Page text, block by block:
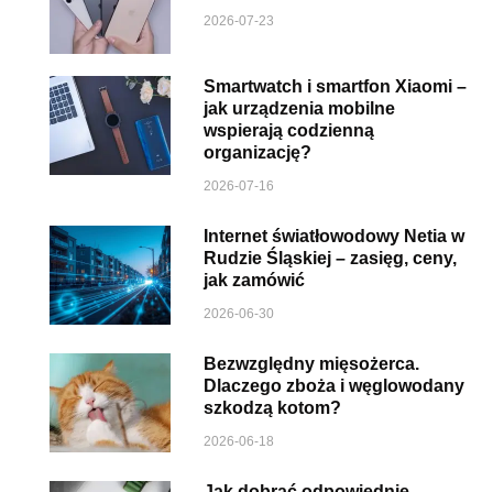
2026-07-23
Smartwatch i smartfon Xiaomi –
jak urządzenia mobilne
wspierają codzienną
organizację?
2026-07-16
Internet światłowodowy Netia w
Rudzie Śląskiej – zasięg, ceny,
jak zamówić
2026-06-30
Bezwzględny mięsożerca.
Dlaczego zboża i węglowodany
szkodzą kotom?
2026-06-18